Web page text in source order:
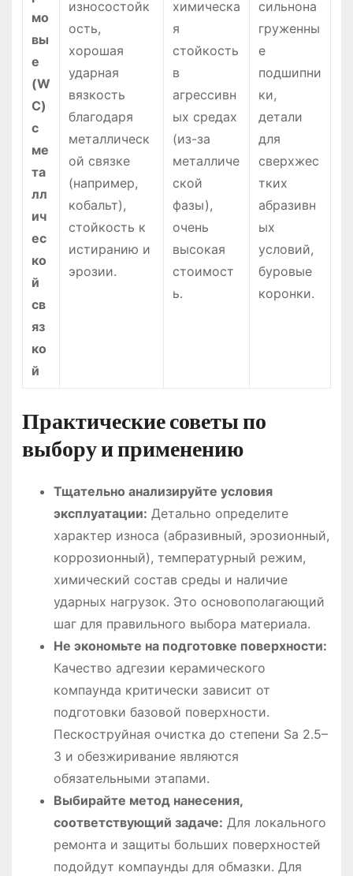
мо
вы
е
(W
C)
с
ме
та
лл
ич
ес
ко
й
св
яз
ко
й
износостойк
ость,
хорошая
ударная
вязкость
благодаря
металлическ
ой связке
(например,
кобальт),
стойкость к
истиранию и
эрозии.
химическа
я
стойкость
в
агрессивн
ых средах
(из-за
металличе
ской
фазы),
очень
высокая
стоимост
ь.
сильнона
груженны
е
подшипни
ки,
детали
для
сверхжес
тких
абразивн
ых
условий,
буровые
коронки.
Практические советы по
выбору и применению
Тщательно анализируйте условия
эксплуатации: Детально определите
характер износа (абразивный, эрозионный,
коррозионный), температурный режим,
химический состав среды и наличие
ударных нагрузок. Это основополагающий
шаг для правильного выбора материала.
Не экономьте на подготовке поверхности:
Качество адгезии керамического
компаунда критически зависит от
подготовки базовой поверхности.
Пескоструйная очистка до степени Sa 2.5–
3 и обезжиривание являются
обязательными этапами.
Выбирайте метод нанесения,
соответствующий задаче: Для локального
ремонта и защиты больших поверхностей
подойдут компаунды для обмазки. Для